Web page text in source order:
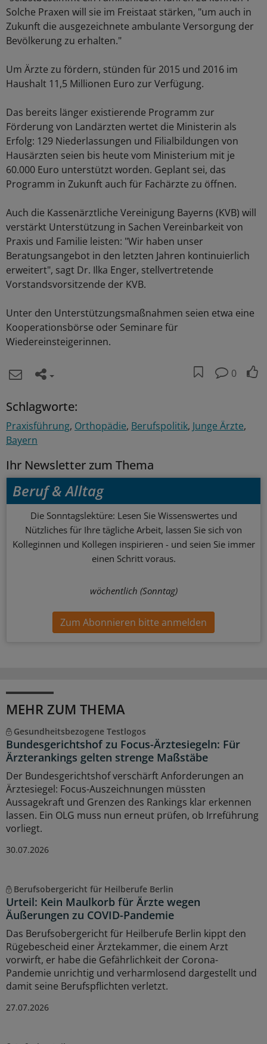
Solche Praxen will sie im Freistaat stärken, "um auch in
Zukunft die ausgezeichnete ambulante Versorgung der
Bevölkerung zu erhalten."
Um Ärzte zu fördern, stünden für 2015 und 2016 im
Haushalt 11,5 Millionen Euro zur Verfügung.
Das bereits länger existierende Programm zur
Förderung von Landärzten wertet die Ministerin als
Erfolg: 129 Niederlassungen und Filialbildungen von
Hausärzten seien bis heute vom Ministerium mit je
60.000 Euro unterstützt worden. Geplant sei, das
Programm in Zukunft auch für Fachärzte zu öffnen.
Auch die Kassenärztliche Vereinigung Bayerns (KVB) will
verstärkt Unterstützung in Sachen Vereinbarkeit von
Praxis und Familie leisten: "Wir haben unser
Beratungsangebot in den letzten Jahren kontinuierlich
erweitert", sagt Dr. Ilka Enger, stellvertretende
Vorstandsvorsitzende der KVB.
Unter den Unterstützungsmaßnahmen seien etwa eine
Kooperationsbörse oder Seminare für
Wiedereinsteigerinnen.
0
Schlagworte:
Praxisführung Orthopädie Berufspolitik Junge Ärzte
Bayern
Ihr Newsletter zum Thema
Beruf & Alltag
Die Sonntagslektüre: Lesen Sie Wissenswertes und
Nützliches für Ihre tägliche Arbeit, lassen Sie sich von
Kolleginnen und Kollegen inspirieren - und seien Sie immer
einen Schritt voraus.
wöchentlich (Sonntag)
Zum Abonnieren bitte anmelden
MEHR ZUM THEMA
Gesundheitsbezogene Testlogos
Bundesgerichtshof zu Focus-Ärztesiegeln: Für
Ärzterankings gelten strenge Maßstäbe
Der Bundesgerichtshof verschärft Anforderungen an
Ärztesiegel: Focus-Auszeichnungen müssten
Aussagekraft und Grenzen des Rankings klar erkennen
lassen. Ein OLG muss nun erneut prüfen, ob Irreführung
vorliegt.
30.07.2026
Berufsobergericht für Heilberufe Berlin
Urteil: Kein Maulkorb für Ärzte wegen
Äußerungen zu COVID-Pandemie
Das Berufsobergericht für Heilberufe Berlin kippt den
Rügebescheid einer Ärztekammer, die einem Arzt
vorwirft, er habe die Gefährlichkeit der Corona-
Pandemie unrichtig und verharmlosend dargestellt und
damit seine Berufspflichten verletzt.
27.07.2026